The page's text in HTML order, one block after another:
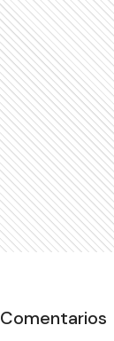
Comentarios